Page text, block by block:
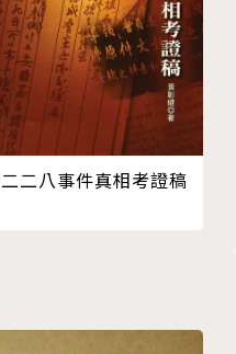
二二八事件真相考證稿